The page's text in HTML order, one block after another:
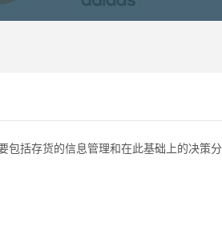
包括存货的信息管理和在此基础上的决策